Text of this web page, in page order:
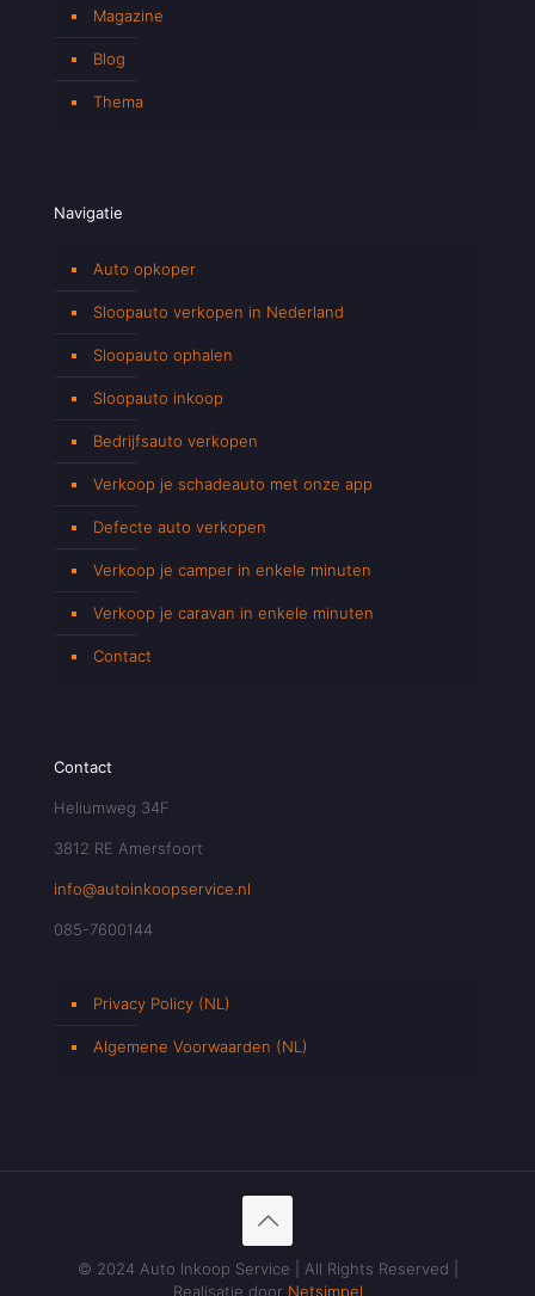
Magazine
Blog
Thema
Navigatie
Auto opkoper
Sloopauto verkopen in Nederland
Sloopauto ophalen
Sloopauto inkoop
Bedrijfsauto verkopen
Verkoop je schadeauto met onze app
Defecte auto verkopen
Verkoop je camper in enkele minuten
Verkoop je caravan in enkele minuten
Contact
Contact
Heliumweg 34F
3812 RE Amersfoort
info@autoinkoopservice.nl
085-7600144
Privacy Policy (NL)
Algemene Voorwaarden (NL)
© 2024 Auto Inkoop Service | All Rights Reserved |
Realisatie door Netsimpel